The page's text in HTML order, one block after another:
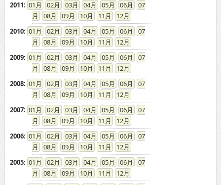
2010: 01 02 03 04 05 06
07
08
09 10 11
12
2009: 01 02 03 04 05 06
07
08
09 10 11
12
2008: 01 02 03 04 05 06
07
08
09 10 11
12
2007: 01 02 03 04 05 06
07
08
09 10 11
12
2006: 01 02 03 04 05 06
07
08
09 10 11
12
2005: 01 02 03 04 05 06
07
08
09 10 11
12
2004: 01 02 03 04 05 06
07
08
09 10 11
12